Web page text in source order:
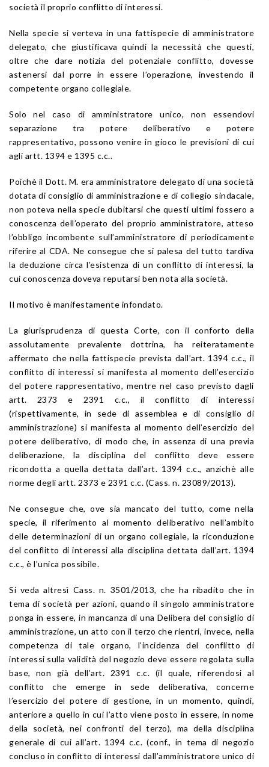
società il proprio conflitto di interessi.
Nella specie si verteva in una fattispecie di amministratore
delegato, che giustificava quindi la necessità che questi,
oltre che dare notizia del potenziale conflitto, dovesse
astenersi dal porre in essere l’operazione, investendo il
competente organo collegiale.
Solo nel caso di amministratore unico, non essendovi
separazione tra potere deliberativo e potere
rappresentativo, possono venire in gioco le previsioni di cui
agli artt. 1394 e 1395 c.c..
Poichè il Dott. M. era amministratore delegato di una società
dotata di consiglio di amministrazione e di collegio sindacale,
non poteva nella specie dubitarsi che questi ultimi fossero a
conoscenza dell’operato del proprio amministratore, atteso
l’obbligo incombente sull’amministratore di periodicamente
riferire al CDA. Ne consegue che si palesa del tutto tardiva
la deduzione circa l’esistenza di un conflitto di interessi, la
cui conoscenza doveva reputarsi ben nota alla società.
Il motivo è manifestamente infondato.
La giurisprudenza di questa Corte, con il conforto della
assolutamente prevalente dottrina, ha reiteratamente
affermato che nella fattispecie prevista dall’art. 1394 c.c., il
conflitto di interessi si manifesta al momento dell’esercizio
del potere rappresentativo, mentre nel caso previsto dagli
artt. 2373 e 2391 c.c., il conflitto di interessi
(rispettivamente, in sede di assemblea e di consiglio di
amministrazione) si manifesta al momento dell’esercizio del
potere deliberativo, di modo che, in assenza di una previa
deliberazione, la disciplina del conflitto deve essere
ricondotta a quella dettata dall’art. 1394 c.c., anzichè alle
norme degli artt. 2373 e 2391 c.c. (Cass. n. 23089/2013).
Ne consegue che, ove sia mancato del tutto, come nella
specie, il riferimento al momento deliberativo nell’ambito
delle determinazioni di un organo collegiale, la riconduzione
del conflitto di interessi alla disciplina dettata dall’art. 1394
c.c., è l’unica possibile.
Si veda altresì Cass. n. 3501/2013, che ha ribadito che in
tema di società per azioni, quando il singolo amministratore
ponga in essere, in mancanza di una Delibera del consiglio di
amministrazione, un atto con il terzo che rientri, invece, nella
competenza di tale organo, l’incidenza del conflitto di
interessi sulla validità del negozio deve essere regolata sulla
base, non già dell’art. 2391 c.c. (il quale, riferendosi al
conflitto che emerge in sede deliberativa, concerne
l’esercizio del potere di gestione, in un momento, quindi,
anteriore a quello in cui l’atto viene posto in essere, in nome
della società, nei confronti del terzo), ma della disciplina
generale di cui all’art. 1394 c.c. (conf., in tema di negozio
concluso in conflitto di interessi dall’amministratore unico di